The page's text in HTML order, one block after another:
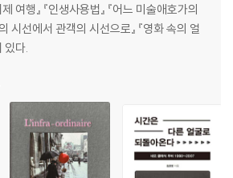
여행』 『인생사용법』 『어느 미술애호가의
시선에서 관객의 시선으로』 『영화 속의 얼
있다.